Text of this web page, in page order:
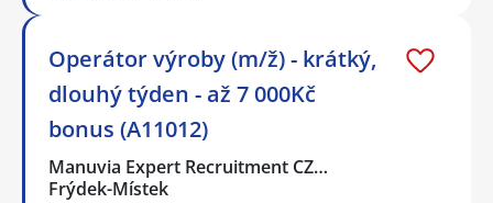
Operátor výroby (m/ž) - krátký,
dlouhý týden - až 7 000Kč
bonus (A11012)
Manuvia Expert Recruitment CZ…
Frýdek-Místek